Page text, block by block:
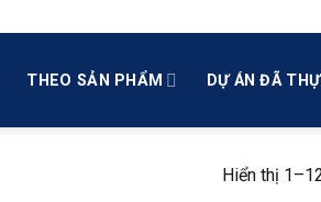
THEO SẢN PHẨM DỰ ÁN ĐÃ
Hiển thị